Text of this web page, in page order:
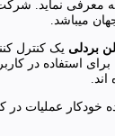
معرفی نماید.
میباشد.
بردلی
برای استفاده در
خودکار عملیات در